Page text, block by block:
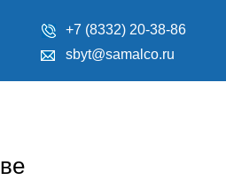
+7 (8332) 20-38-86
sbyt@samalco.ru